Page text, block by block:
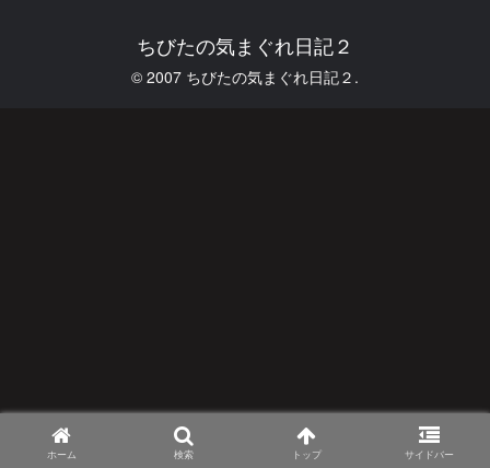
ちびたの気まぐれ日記２
© 2007 ちびたの気まぐれ日記２.
ホーム 検索 トップ サイドバー